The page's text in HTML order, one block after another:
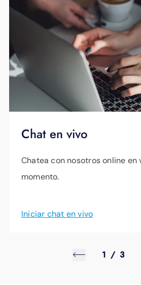
Evite un viaje y pague su
efectivo donde ya compra
Nos asociamos con
CVS y Dollar General para
cómodamente en la caja.
en su día sin tener que ir a
nombre de su
Chat en vivo
Chatea con nosotros online en
momento.
Iniciar chat en vivo
1 / 3